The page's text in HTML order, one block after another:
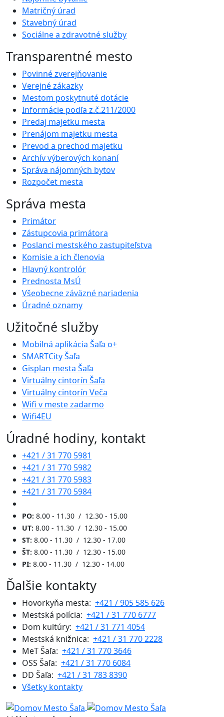
Matričný úrad
Stavebný úrad
Sociálne a zdravotné služby
Transparentné mesto
Povinné zverejňovanie
Verejné zákazky
Mestom poskytnuté dotácie
Informácie podľa z.č.211/2000
Predaj majetku mesta
Prenájom majetku mesta
Prevod a prechod majetku
Archív výberových konaní
Správa nájomných bytov
Rozpočet mesta
Správa mesta
Primátor
Zástupcovia primátora
Poslanci mestského zastupiteľstva
Komisie a ich členovia
Hlavný kontrolór
Prednosta MsÚ
Všeobecne záväzné nariadenia
Úradné oznamy
Užitočné služby
Mobilná aplikácia Šaľa o+
SMARTCity Šaľa
Gisplan mesta Šaľa
Virtuálny cintorín Šaľa
Virtuálny cintorín Veča
Wifi v meste zadarmo
Wifi4EU
Úradné hodiny, kontakt
+421 / 31 770 5981
+421 / 31 770 5982
+421 / 31 770 5983
+421 / 31 770 5984
PO: 8.00 - 11.30 / 12.30 - 15.00
UT: 8.00 - 11.30 / 12.30 - 15.00
ST: 8.00 - 11.30 / 12.30 - 17.00
ŠT: 8.00 - 11.30 / 12.30 - 15.00
PI: 8.00 - 11.30 / 12.30 - 14.00
Ďalšie kontakty
Hovorkyňa mesta: +421 / 905 585 626
Mestská polícia: +421 / 31 770 6777
Dom kultúry: +421 / 31 771 4054
Mestská knižnica: +421 / 31 770 2228
MeT Šaľa: +421 / 31 770 3646
OSS Šaľa: +421 / 31 770 6084
DD Šaľa: +421 / 31 783 8390
Všetky kontakty